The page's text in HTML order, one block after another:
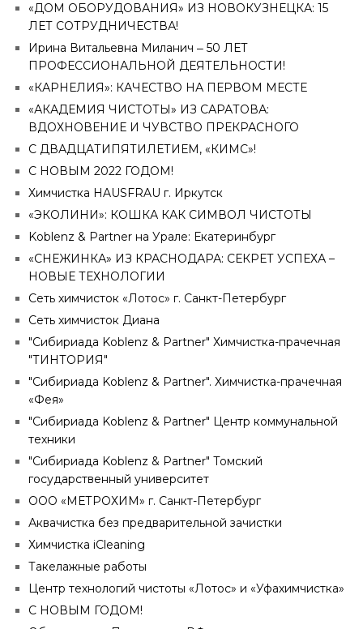
«ДОМ ОБОРУДОВАНИЯ» ИЗ НОВОКУЗНЕЦКА: 15
ЛЕТ СОТРУДНИЧЕСТВА!
Ирина Витальевна Миланич ‒ 50 ЛЕТ
ПРОФЕССИОНАЛЬНОЙ ДЕЯТЕЛЬНОСТИ!
«КАРНЕЛИЯ»: КАЧЕСТВО НА ПЕРВОМ МЕСТЕ
«АКАДЕМИЯ ЧИСТОТЫ» ИЗ САРАТОВА:
ВДОХНОВЕНИЕ И ЧУВСТВО ПРЕКРАСНОГО
С ДВАДЦАТИПЯТИЛЕТИЕМ, «КИМС»!
С НОВЫМ 2022 ГОДОМ!
Химчистка HAUSFRAU г. Иркутск
«ЭКОЛИНИ»: КОШКА КАК СИМВОЛ ЧИСТОТЫ
Koblenz & Partner на Урале: Екатеринбург
«СНЕЖИНКА» ИЗ КРАСНОДАРА: СЕКРЕТ УСПЕХА –
НОВЫЕ ТЕХНОЛОГИИ
Сеть химчисток «Лотос» г. Санкт-Петербург
Сеть химчисток Диана
"Сибириада Koblenz & Partner" Химчистка-прачечная
"ТИНТОРИЯ"
"Сибириада Koblenz & Partner". Химчистка-прачечная
«Фея»
"Сибириада Koblenz & Partner" Центр коммунальной
техники
"Сибириада Koblenz & Partner" Томский
государственный университет
ООО «МЕТРОХИМ» г. Санкт-Петербург
Аквачистка без предварительной зачистки
Химчистка iCleaning
Такелажные работы
Центр технологий чистоты «Лотос» и «Уфахимчистка»
С НОВЫМ ГОДОМ!